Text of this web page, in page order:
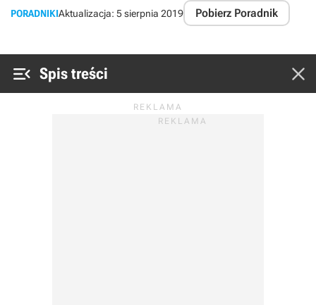
PORADNIKIAktualizacja: 5 sierpnia 2019 Pobierz Poradnik
 Spis treści 